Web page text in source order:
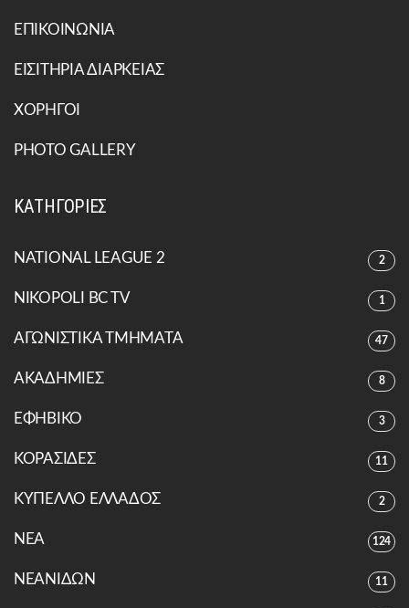
ΕΠΙΚΟΙΝΩΝΙΑ
ΕΙΣΙΤΗΡΙΑ ΔΙΑΡΚΕΙΑΣ
ΧΟΡΗΓΟΙ
PHOTO GALLERY
ΚΑΤΗΓΟΡΙΕΣ
NATIONAL LEAGUE 2 2
NIKOPOLI BC TV 1
ΑΓΩΝΙΣΤΙΚΑ ΤΜΗΜΑΤΑ 47
ΑΚΑΔΗΜΙΕΣ 8
ΕΦΗΒΙΚΟ 3
ΚΟΡΑΣΙΔΕΣ 11
ΚΥΠΕΛΛΟ ΕΛΛΑΔΟΣ 2
ΝΕΑ 124
ΝΕΑΝΙΔΩΝ 11